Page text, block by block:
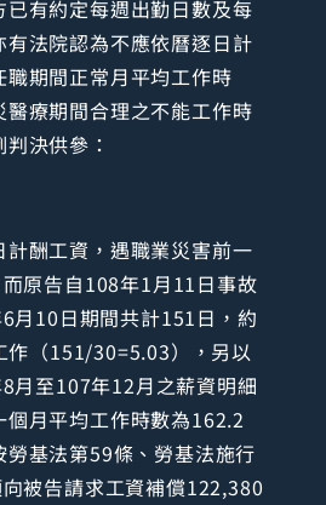
有約定每週出勤日數及每
有法院認為不應依曆逐日計
期間正常月平均工作時
療期間合理之不能工作時
決供參：
計酬工資，遇職業災害前一
原告自108年1月11日事故
月10日期間共計151日，約
作（151/30=5.03），另以
月至107年12月之薪資明細
月平均工作時數為162.2
基法第59條、勞基法施行
被告請求工資補償122,380